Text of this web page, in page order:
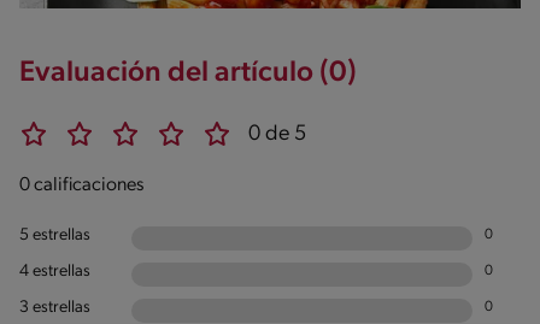
Evaluación del artículo (0)
0 de 5
0 calificaciones
5 estrellas 0
4 estrellas 0
3 estrellas 0